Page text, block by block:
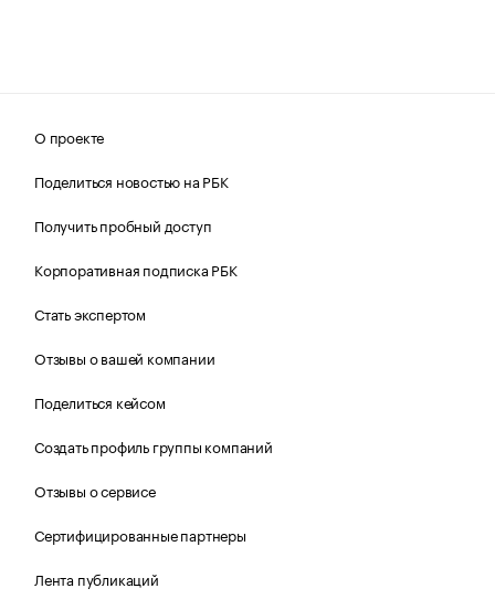
О проекте
Поделиться новостью на РБК
Получить пробный доступ
Корпоративная подписка РБК
Стать экспертом
Отзывы о вашей компании
Поделиться кейсом
Создать профиль группы компаний
Отзывы о сервисе
Сертифицированные партнеры
Лента публикаций